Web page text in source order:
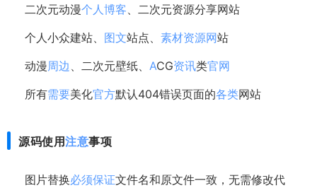
二次元动漫个人博客、二次元资源分享网站
个人小众建站、 图文站点、 素材资源网站
动漫周边 、二次元壁纸、 ACG资讯类官网
所有需要美化官方默认404错误页面的各类网站
源码使用注意事项
图片替换必须保证文件名和原文件一致，无需修改代